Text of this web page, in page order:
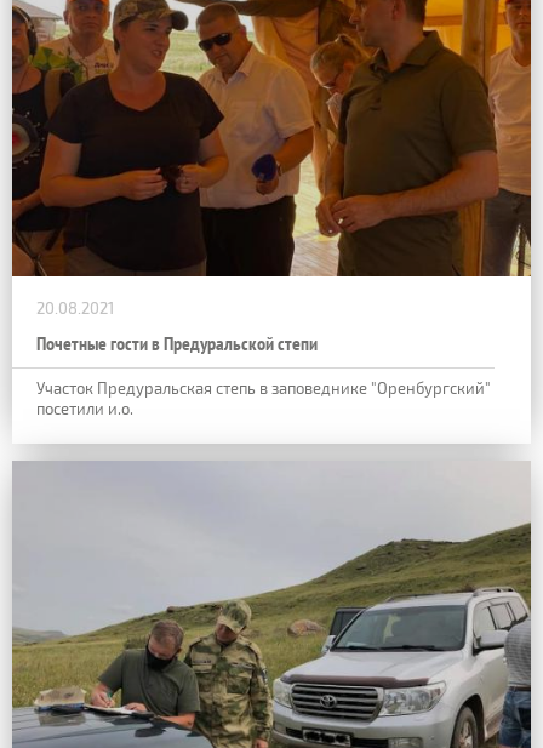
20.08.2021
Почетные гости в Предуральской степи
Участок Предуральская степь в заповеднике "Оренбургский"
посетили и.о.